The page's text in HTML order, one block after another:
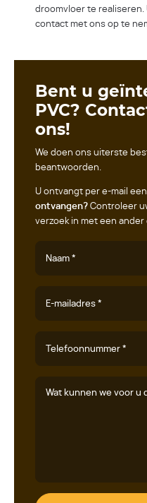
droomvloer te realiseren.
contact met ons op te
Bent u
PVC?
ons!
We doen ons uiterste
beantwoorden.
U ontvangt per e-mail
ontvangen? Controleer
verzoek in met een ander
Naam *
E-mailadres *
Telefoonnummer *
Wat kunnen we voor u